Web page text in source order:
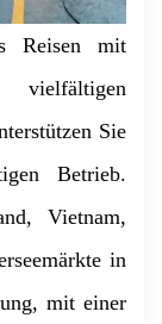
Reisen mit
Sie
Betrieb.
Vietnam,
in
mit einer